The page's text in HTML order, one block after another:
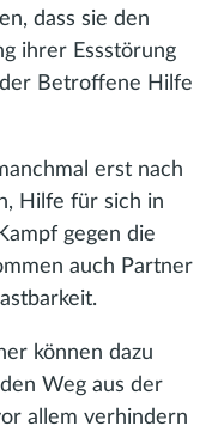
dass sie den
ihrer Essstörung
Betroffene Hilfe
erst nach
Hilfe für sich in
gegen die
auch Partner
können dazu
Weg aus der
allem verhindern